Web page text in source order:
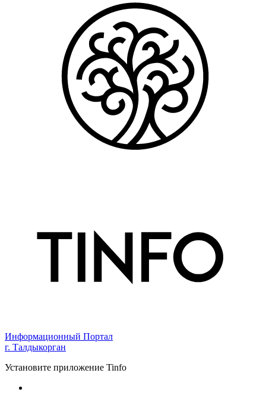
Информационный Портал
г. Талдыкорган
Установите приложение Tinfo